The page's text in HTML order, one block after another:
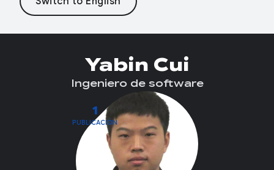
1
PUBLICACIÓN
Yabin Cui
Ingeniero de software